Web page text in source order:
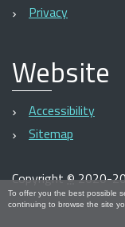
To offer you the best possible
continuing to browse the site
Privacy
Website
Accessibility
Sitemap
Copyright©2020-